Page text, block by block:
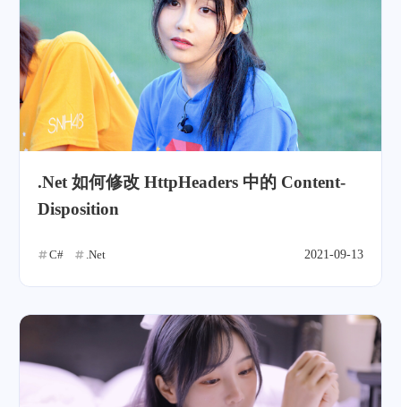
.Net 如何修改 HttpHeaders 中的 Content-
Disposition
C# .Net 2021-09-13